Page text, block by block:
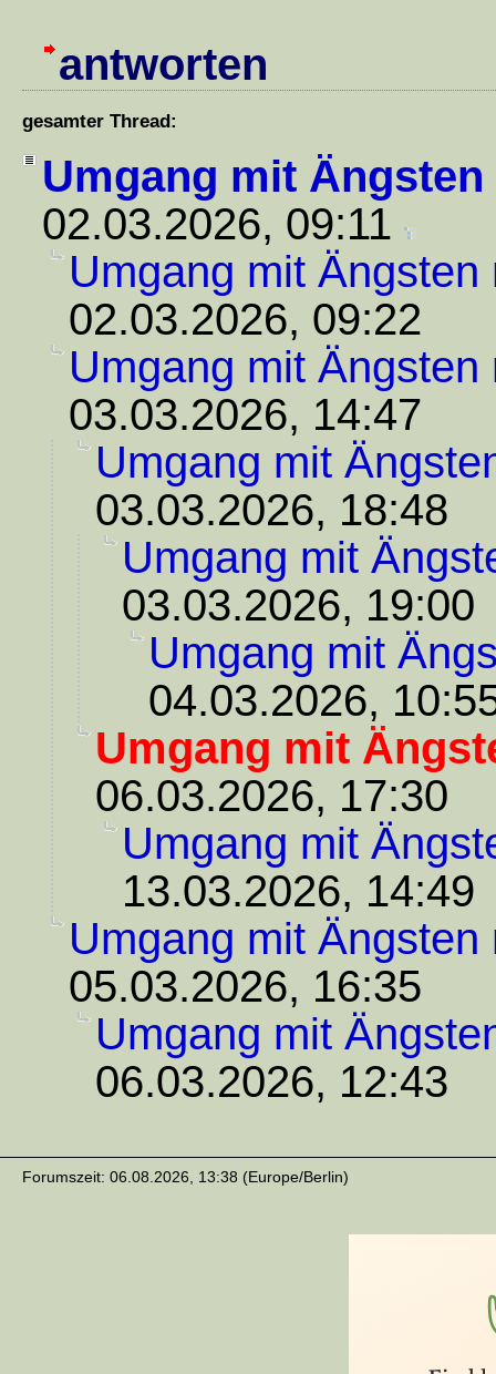
antworten
gesamter Thread:
Umgang mit Ängsten
02.03.2026, 09:11
Umgang mit Ängsten
02.03.2026, 09:22
Umgang mit Ängsten
03.03.2026, 14:47
Umgang mit
03.03.2026, 18:48
Umgang mit
03.03.2026, 19:00
Umgang mit
04.03.2026,
Umgang mit
06.03.2026, 17:30
Umgang mit
13.03.2026, 14:49
Umgang mit Ängsten
05.03.2026, 16:35
Umgang mit
06.03.2026, 12:43
Forumszeit: 06.08.2026, 13:38 (Europe/Berlin)